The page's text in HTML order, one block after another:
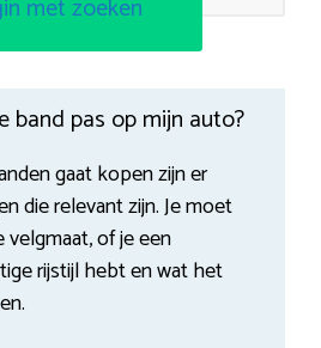
met zoeken
band pas op mijn auto?
gaat kopen zijn er
die relevant zijn. Je moet
velgmaat, of je een
rijstijl hebt en wat het